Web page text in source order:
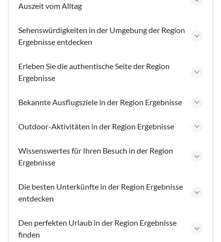
Auszeit vom Alltag
Sehenswürdigkeiten in der Umgebung der Region
Ergebnisse entdecken
Erleben Sie die authentische Seite der Region
Ergebnisse
Bekannte Ausflugsziele in der Region Ergebnisse
Outdoor-Aktivitäten in der Region Ergebnisse
Wissenswertes für Ihren Besuch in der Region
Ergebnisse
Die besten Unterkünfte in der Region Ergebnisse
entdecken
Den perfekten Urlaub in der Region Ergebnisse
finden